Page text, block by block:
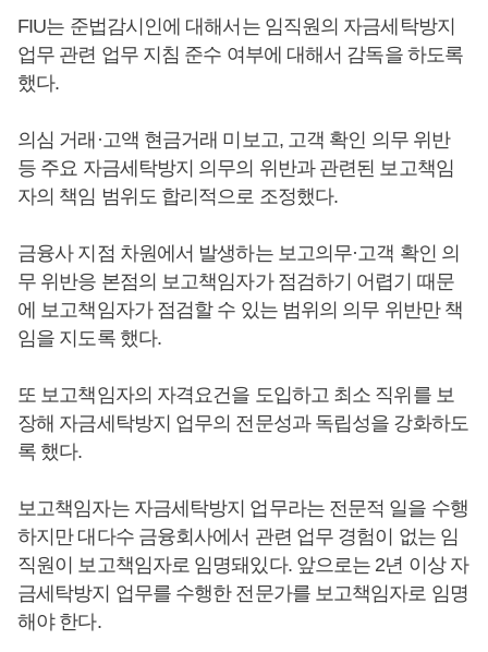
FIU는 준법감시인에 대해서는 임직원의 자금세탁방지
업무 관련 업무 지침 준수 여부에 대해서 감독을 하도록
했다.
의심 거래·고액 현금거래 미보고, 고객 확인 의무 위반
등 주요 자금세탁방지 의무의 위반과 관련된 보고책임
자의 책임 범위도 합리적으로 조정했다.
금융사 지점 차원에서 발생하는 보고의무·고객 확인 의
무 위반응 본점의 보고책임자가 점검하기 어렵기 때문
에 보고책임자가 점검할 수 있는 범위의 의무 위반만 책
임을 지도록 했다.
또 보고책임자의 자격요건을 도입하고 최소 직위를 보
장해 자금세탁방지 업무의 전문성과 독립성을 강화하도
록 했다.
보고책임자는 자금세탁방지 업무라는 전문적 일을 수행
하지만 대다수 금융회사에서 관련 업무 경험이 없는 임
직원이 보고책임자로 임명돼있다. 앞으로는 2년 이상 자
금세탁방지 업무를 수행한 전문가를 보고책임자로 임명
해야 한다.